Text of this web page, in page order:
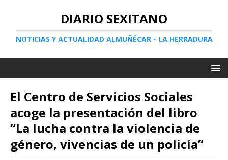
DIARIO SEXITANO
NOTICIAS Y ACTUALIDAD ALMUÑÉCAR - LA HERRADURA
El Centro de Servicios Sociales
acoge la presentación del libro
“La lucha contra la violencia de
género, vivencias de un policía”